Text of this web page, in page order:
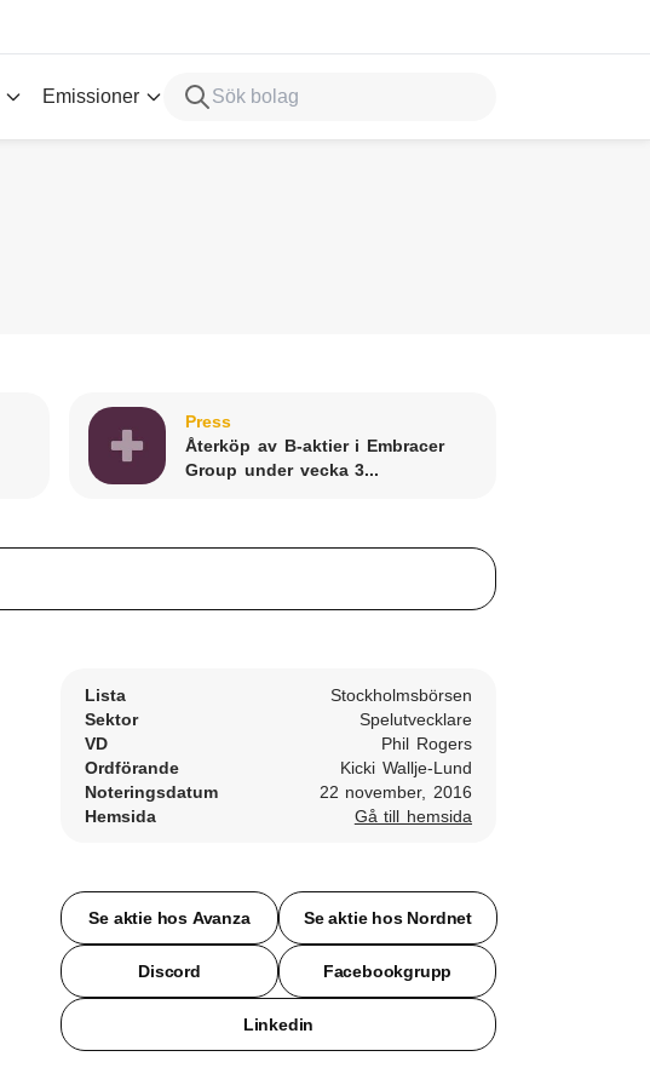
Emissioner
Press
Återköp av B-aktier i Embracer
Group under vecka 3...
Lista
Stockholmsbörsen
Sektor
Spelutvecklare
VD
Phil Rogers
Ordförande
Kicki Wallje-Lund
Noteringsdatum
22 november, 2016
Hemsida
Gå till hemsida
Se aktie hos Avanza Se aktie hos Nordnet
Discord Facebookgrupp
Linkedin